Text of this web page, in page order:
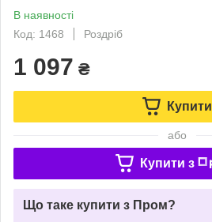
В наявності
Код: 1468
Роздріб
1 097 ₴
Купити
або
Купити з
Що таке купити з Пром?